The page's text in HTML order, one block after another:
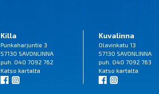
Killa
Punkaharjuntie 3
57130 SAVONLINNA
puh. 040 7092 762
Katso kartalta
Kuvalinna
Olavinkatu 13
57130 SAVONLINNA
puh. 040 7092 763
Katso kartalta